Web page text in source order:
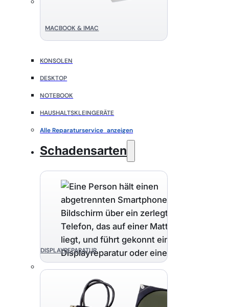
MACBOOK & IMAC
KONSOLEN
DESKTOP
NOTEBOOK
HAUSHALTSKLEINGERÄTE
Alle Reparaturservice anzeigen
Schadensarten
DISPLAYREPARATUR